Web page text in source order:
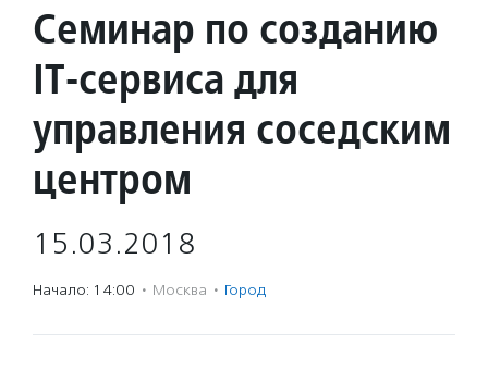
Семинар по созданию
IT-сервиса для
управления соседским
центром
15.03.2018
Начало: 14:00 · Москва · Город